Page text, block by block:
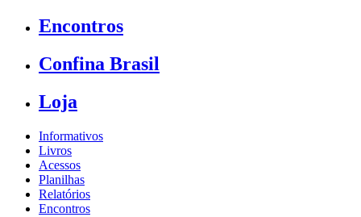
Encontros
Confina Brasil
Loja
Informativos
Livros
Acessos
Planilhas
Relatórios
Encontros